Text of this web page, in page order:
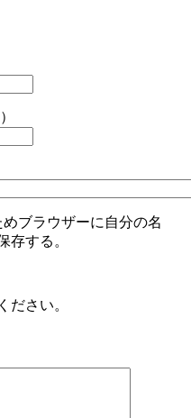
ブラウザーに自分の名
存する。
ださい。